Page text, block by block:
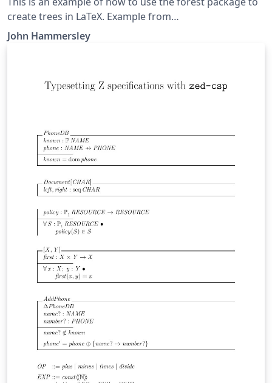
create trees in LaTeX. Example from
http://tex.stackexchange.com/a/108728/23931
John Hammersley